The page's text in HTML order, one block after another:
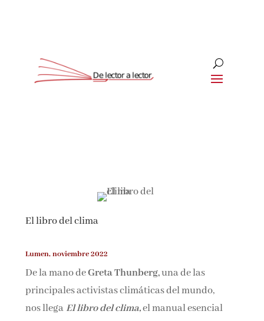
El libro del clima
Lumen, noviembre 2022
De la mano deGreta Thunberg,una de las
principales activistas climáticas del mundo,
nos llegaEl libro del clima,el manual esencial
Suscríbete
Únete a nuestra comunidad de amantes de la
Nombre*